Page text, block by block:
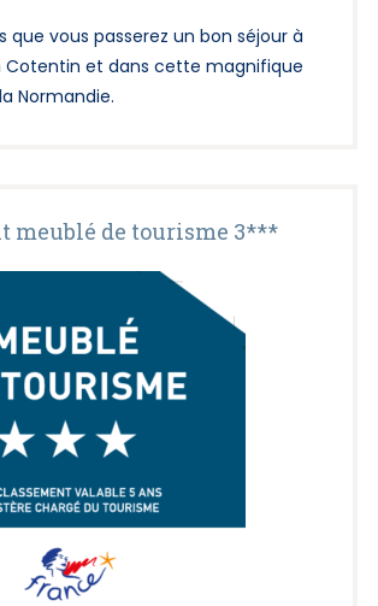
que vous passerez un bon séjour à
Cotentin et dans cette magnifique
Normandie.
meublé de tourisme 3***